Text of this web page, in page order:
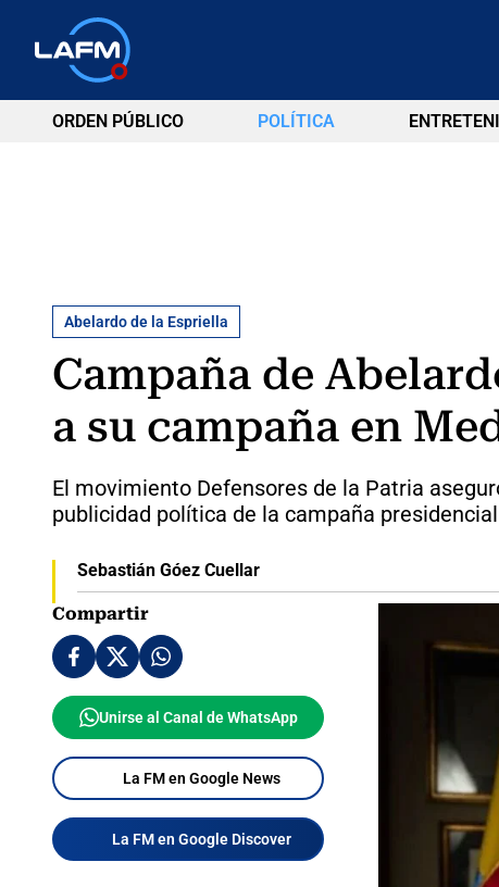
ORDEN PÚBLICO POLÍTICA
Abelardo de la Espriella
Campaña de
a su campaña en
El movimiento Defensores de la Patria
publicidad política de la campaña presidencial
Sebastián Góez Cuellar
Compartir
Unirse al Canal de WhatsApp
La FM en Google News
La FM en Google Discover